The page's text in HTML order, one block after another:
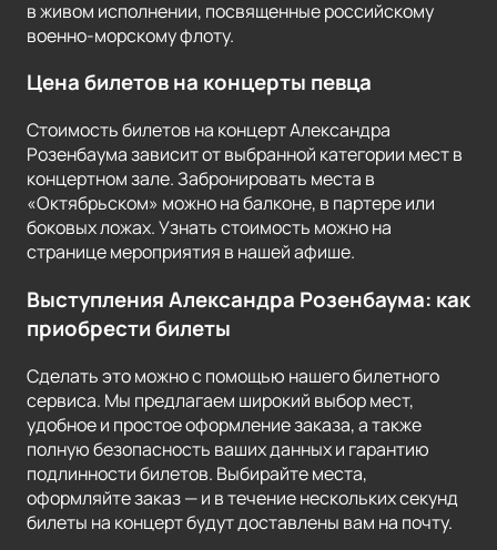
в живом исполнении, посвященные российскому
военно-морскому флоту.
Цена билетов на концерты певца
Стоимость билетов на концерт Александра
Розенбаума зависит от выбранной категории мест в
концертном зале. Забронировать места в
«Октябрьском» можно на балконе, в партере или
боковых ложах. Узнать стоимость можно на
странице мероприятия в нашей афише.
Выступления Александра Розенбаума: как
приобрести билеты
Сделать это можно с помощью нашего билетного
сервиса. Мы предлагаем широкий выбор мест,
удобное и простое оформление заказа, а также
полную безопасность ваших данных и гарантию
подлинности билетов. Выбирайте места,
оформляйте заказ — и в течение нескольких секунд
билеты на концерт будут доставлены вам на почту.